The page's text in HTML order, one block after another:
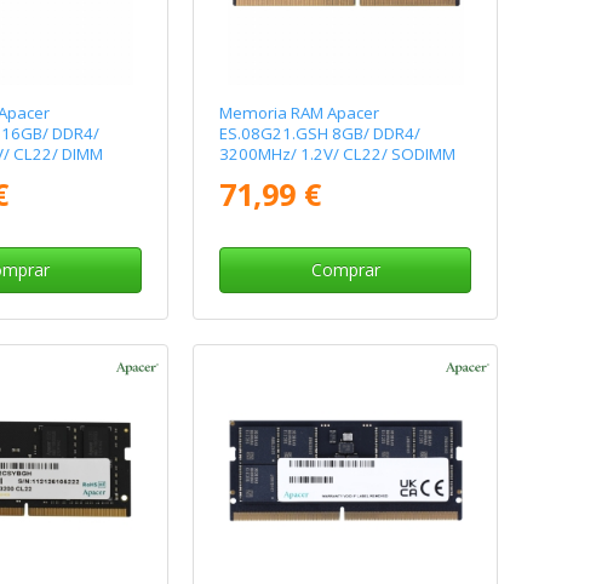
DDR4/
CL22/ DIMM
Memoria RAM Apacer
ES.08G21.GSH 8GB/ DDR4/
3200MHz/ 1.2V/ CL22/ SODIMM
71,99 €
Comprar